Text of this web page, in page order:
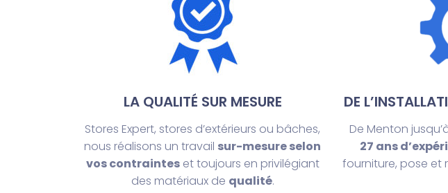
LA QUALITÉ SUR MESURE
Stores Expert, stores d’extérieurs ou bâches,
nous réalisons un travail sur-mesure selon
vos contrainteset toujours en privilégiant
des matériaux de qualité.
DE
De Menton
27 ans
fourniture, pose